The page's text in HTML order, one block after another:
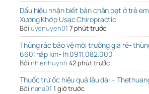
Dấu hiệu nhận biết bàn chân bẹt ở trẻ
Xương Khớp Usac Chiropractic
Bởi uyenuyen01 7 phút trước
Thùng rác bảo vệ môi trường giá rẻ-
660l nắp kín- lh 0911.082.000
Bởi nhienhuynh 42 phút trước
Thuốc trừ ốc hiệu quả lâu dài –
Bởi nana01 1 giờ trước